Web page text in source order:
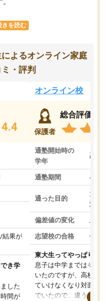
きを読む
よるオンライン家庭
・評判
4.4
結果が
き学
した
間が
オンライン校
保護者
総合評価
通塾開始時の
学年
高3
通塾期間 4ヵ月
通った目的
大学
対策
偏差値の変化 上が
志望校の合格 合格
東大生ってやっぱりすご
息子は中学まではそこそ
いたのですが、高校に入
ていけなくなり対面の塾
でいたので、違うアプロ